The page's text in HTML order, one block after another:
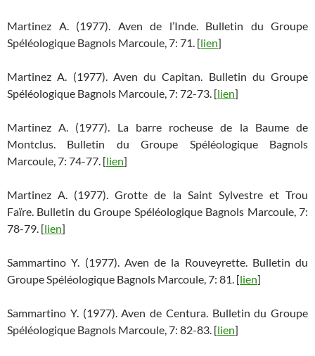
Martinez A. (1977). Aven de l’Inde. Bulletin du Groupe
Spéléologique Bagnols Marcoule, 7: 71. [lien]
Martinez A. (1977). Aven du Capitan. Bulletin du Groupe
Spéléologique Bagnols Marcoule, 7: 72-73. [lien]
Martinez A. (1977). La barre rocheuse de la Baume de
Montclus. Bulletin du Groupe Spéléologique Bagnols
Marcoule, 7: 74-77. [lien]
Martinez A. (1977). Grotte de la Saint Sylvestre et Trou
Faïre. Bulletin du Groupe Spéléologique Bagnols Marcoule, 7:
78-79. [lien]
Sammartino Y. (1977). Aven de la Rouveyrette. Bulletin du
Groupe Spéléologique Bagnols Marcoule, 7: 81. [lien]
Sammartino Y. (1977). Aven de Centura. Bulletin du Groupe
Spéléologique Bagnols Marcoule, 7: 82-83. [lien]